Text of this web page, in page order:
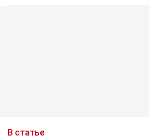
В статье